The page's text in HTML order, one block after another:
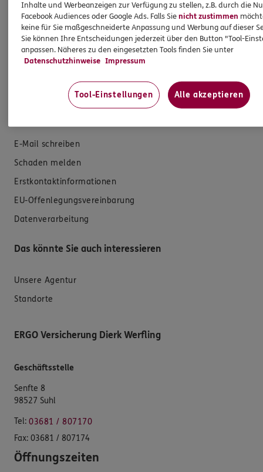
Zahnversicherungen
Kfz-Versicherung
Krankenversicherung
Versicherungen für den privaten Bedarf
Versicherungen für Geschäftskunden
E-Mail schreiben
Schaden melden
Erstkontaktinformationen
EU-Offenlegungsvereinbarung
Datenverarbeitung
Das könnte Sie auch interessieren
Unsere Agentur
Standorte
ERGO Versicherung Dierk Werfling
Geschäftsstelle
Senfte 8
98527 Suhl
Tel: 03681 / 807170
Fax: 03681 / 807174
Öffnungszeiten
Inhalte und Werbeanzeigen zur Verfügung zu stellen, z.B. durch die
Facebook Audiences oder Google Ads. Falls Sienicht zustimmen
keine für Sie maßgeschneiderte Anpassung und Werbung auf dieser
Sie können Ihre Entscheidungen jederzeit über den Button "Tool-
anpassen. Näheres zu den eingesetzten Tools finden Sie unter
Datenschutzhinweise Impressum
Tool-Einstellungen Alle akzeptieren